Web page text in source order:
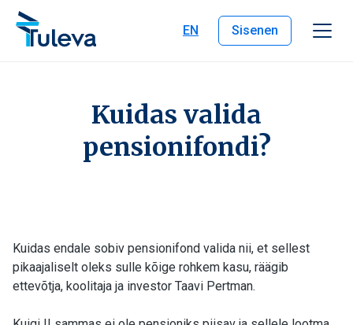
Liigu edasi sisu juurde
EN
Sisenen
Kuidas valida
pensionifondi?
Kuidas endale sobiv pensionifond valida nii, et sellest
pikaajaliselt oleks sulle kõige rohkem kasu, räägib
ettevõtja, koolitaja ja investor Taavi Pertman.